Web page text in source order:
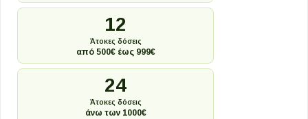
12
Άτοκες δόσεις
από 500€ έως 999€
24
Άτοκες δόσεις
άνω των 1000€